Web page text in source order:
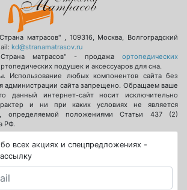
матрасов" , 109316, Москва, Волгоградский
kd@stranamatrasov.ru
"Страна матрасов" - продажа ортопедических
подушек и аксессуаров для сна.
Использование любых компонентов сайта без
администрации сайта запрещено. Обращаем ваше
данный интернет-сайт носит исключительно
и ни при каких условиях не является
определяемой положениями Статьи 437 (2)
РФ.
всех акциях и спецпредложениях -